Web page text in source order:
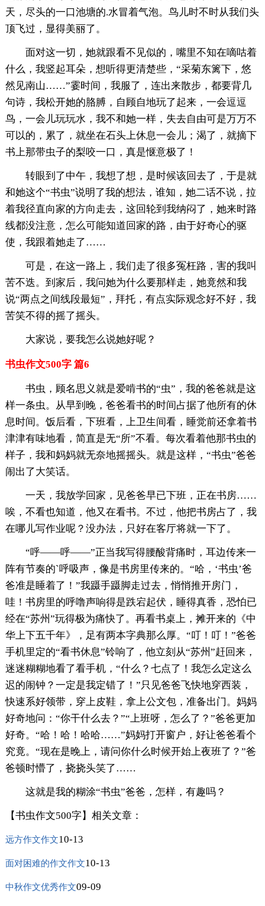
天，尽头的一口池塘的.水冒着气泡。鸟儿时不时从我们头
顶飞过，显得美丽了。
面对这一切，她就跟看不见似的，嘴里不知在嘀咕着
什么，我竖起耳朵，想听得更清楚些，“采菊东篱下，悠
然见南山……”霎时间，我服了，连出来散步，都要背几
句诗，我松开她的胳膊，自顾自地玩了起来，一会逗逗
鸟，一会儿玩玩水，我不和她一样，失去自由可是万万不
可以的，累了，就坐在石头上休息一会儿；渴了，就摘下
书上那带虫子的梨咬一口，真是惬意极了！
转眼到了中午，我想了想，是时候该回去了，于是就
和她这个“书虫”说明了我的想法，谁知，她二话不说，拉
着我径直向家的方向走去，这回轮到我纳闷了，她来时路
线都没注意，怎么可能知道回家的路，由于好奇心的驱
使，我跟着她走了……
可是，在这一路上，我们走了很多冤枉路，害的我叫
苦不迭。到家后，我问她为什么要那样走，她竟然和我
说“两点之间线段最短”，拜托，有点实际观念好不好，我
苦笑不得的摇了摇头。
大家说，要我怎么说她好呢？
书虫作文500字 篇6
书虫，顾名思义就是爱啃书的“虫”，我的爸爸就是这
样一条虫。从早到晚，爸爸看书的时间占据了他所有的休
息时间。饭后看，下班看，上卫生间看，睡觉前还拿着书
津津有味地看，简直是无“所”不看。每次看着他那书虫的
样子，我和妈妈就无奈地摇摇头。就是这样，“书虫”爸爸
闹出了大笑话。
一天，我放学回家，见爸爸早已下班，正在书房……
唉，不看也知道，他又在看书。不过，他把书房占了，我
在哪儿写作业呢？没办法，只好在客厅将就一下了。
“呼——呼——”正当我写得腰酸背痛时，耳边传来一
阵有节奏的`呼吸声，像是书房里传来的。“哈，‘书虫’爸
爸准是睡着了！”我蹑手蹑脚走过去，悄悄推开房门，
哇！书房里的呼噜声响得是跌宕起伏，睡得真香，恐怕已
经在“苏州”玩得极为痛快了。再看书桌上，摊开来的《中
华上下五千年》，足有两本字典那么厚。“叮！叮！”爸爸
手机里定的“看书休息”铃响了，他立刻从“苏州”赶回来，
迷迷糊糊地看了看手机，“什么？七点了！我怎么定这么
迟的闹钟？一定是我定错了！”只见爸爸飞快地穿西装，
快速系好领带，穿上皮鞋，拿上公文包，准备出门。妈妈
好奇地问：“你干什么去？”“上班呀，怎么了？”爸爸更加
好奇。“哈！哈！哈哈……”妈妈打开窗户，好让爸爸看个
究竟。“现在是晚上，请问你什么时候开始上夜班了？”爸
爸顿时懵了，挠挠头笑了……
这就是我的糊涂“书虫”爸爸，怎样，有趣吗？
【书虫作文500字】相关文章：
远方作文作文10-13
面对困难的作文作文10-13
中秋作文优秀作文09-09